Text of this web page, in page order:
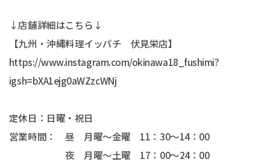
↓店舗詳細はこちら↓
【九州・沖縄料理イッパチ 伏見栄店】
https://www.instagram.com/okinawa18_fushimi?
igsh=bXA1ejg0aWZzcWNj
定休日：日曜・祝日
営業時間： 昼 月曜～金曜 11：30～14：00
夜 月曜～土曜 17：00～24：00